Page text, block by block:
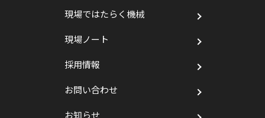
現場ではたらく機械
現場ノート
採用情報
お問い合わせ
お知らせ